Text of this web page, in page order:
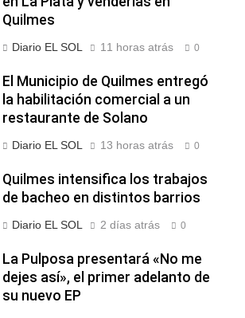
Quilmes
Diario EL SOL 11 horas atrás 0
El Municipio de Quilmes entregó
la habilitación comercial a un
restaurante de Solano
Diario EL SOL 13 horas atrás 0
Quilmes intensifica los trabajos
de bacheo en distintos barrios
Diario EL SOL 2 días atrás 0
La Pulposa presentará «No me
dejes así», el primer adelanto de
su nuevo EP